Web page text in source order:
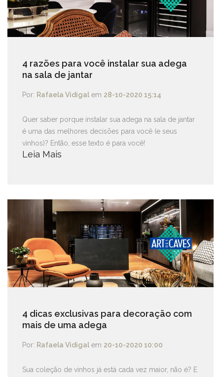
4 razões para você instalar sua adega
na sala de jantar
Por: Rafaela Vidigal em 28-10-2020 15:14
Quer saber porque instalar sua adega na sala de jantar
é uma das melhores decisões para você (e seus
vinhos)? Então, esse texto é para você!
Leia Mais
4 dicas exclusivas para decoração com
mais de uma adega
Por: Rafaela Vidigal em 20-10-2020 10:00
Sua coleção de vinhos já está cada vez maior, não é? E